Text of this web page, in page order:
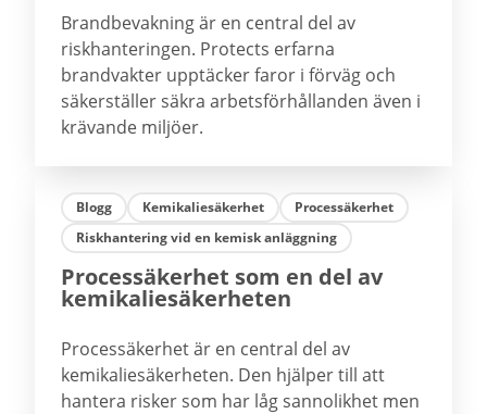
Brandbevakning är en central del av
riskhanteringen. Protects erfarna
brandvakter upptäcker faror i förväg och
säkerställer säkra arbetsförhållanden även i
krävande miljöer.
Blogg Kemikaliesäkerhet
Processäkerhet
Riskhantering vid en kemisk anläggning
Processäkerhet som en del av
kemikaliesäkerheten
Processäkerhet är en central del av
kemikaliesäkerheten. Den hjälper till att
hantera risker som har låg sannolikhet men